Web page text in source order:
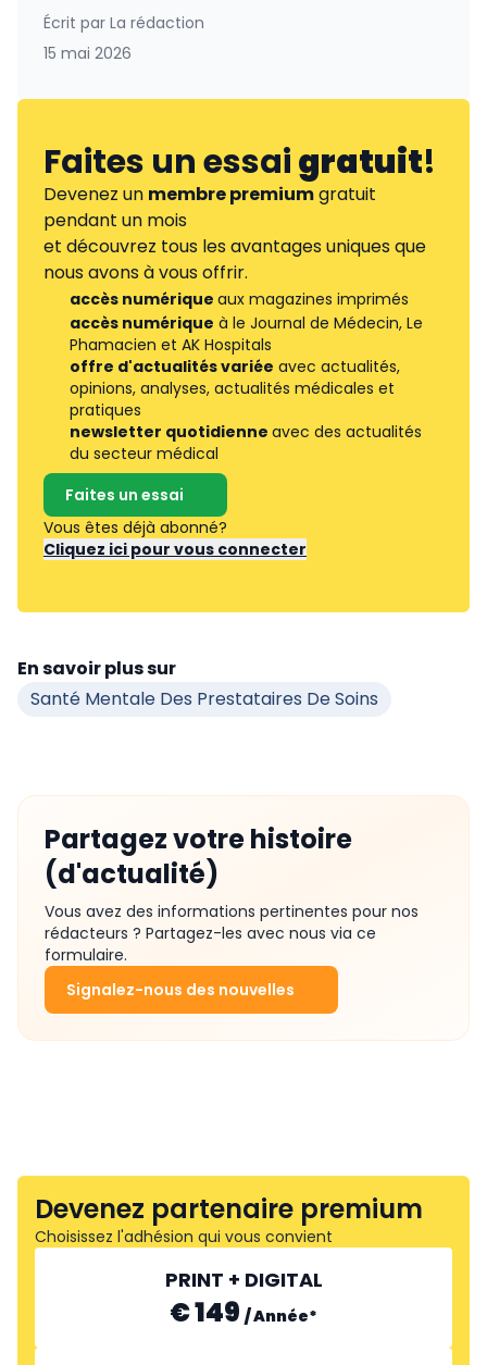
Écrit par La rédaction
15 mai 2026
Faites un essaigratuit!
Devenez un membre premiumgratuit
pendant un mois
et découvrez tous les avantages uniques que
nous avons à vous offrir.
accès numérique aux magazines imprimés
accès numérique à le Journal de Médecin, Le
Phamacien et AK Hospitals
offre d'actualités variée avec actualités,
opinions, analyses, actualités médicales et
pratiques
newsletter quotidienne avec des actualités
du secteur médical
Faites un essai
Vous êtes déjà abonné?
Cliquez ici pour vous connecter
En savoir plus sur
Santé Mentale Des Prestataires De Soins
Partagez votre histoire
(d'actualité)
Vous avez des informations pertinentes pour nos
rédacteurs ? Partagez-les avec nous via ce
formulaire.
Signalez-nous des nouvelles
Devenez partenaire premium
Choisissez l'adhésion qui vous convient
PRINT + DIGITAL
€ 149 /Année*